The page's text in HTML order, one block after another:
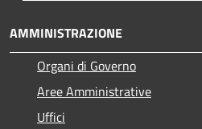
AMMINISTRAZIONE
Organi di Governo
Aree Amministrative
Uffici